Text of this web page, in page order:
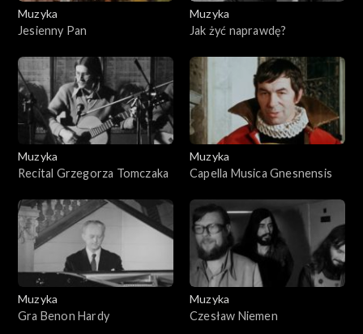
Muzyka
Jesienny Pan
Muzyka
Jak żyć naprawdę?
Muzyka
Recital Grzegorza Tomczaka
Muzyka
Capella Musica Gnesnensis
Muzyka
Gra Benon Hardy
Muzyka
Czesław Niemen